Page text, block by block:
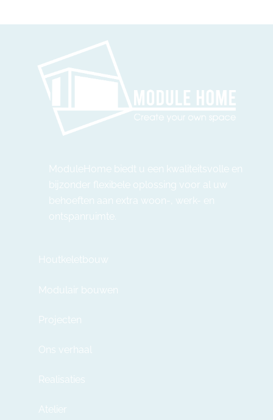
ModuleHome biedt u een kwaliteitsvolle en
bijzonder flexibele oplossing voor al uw
behoeften aan extra woon-, werk- en
ontspanruimte.
Houtkeletbouw
Modulair bouwen
Projecten
Ons verhaal
Realisaties
Atelier